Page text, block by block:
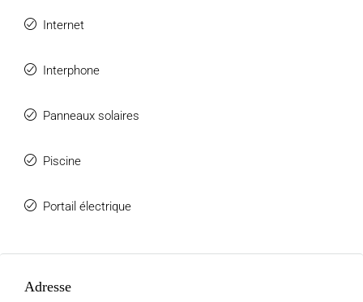
Internet
Interphone
Panneaux solaires
Piscine
Portail électrique
Adresse